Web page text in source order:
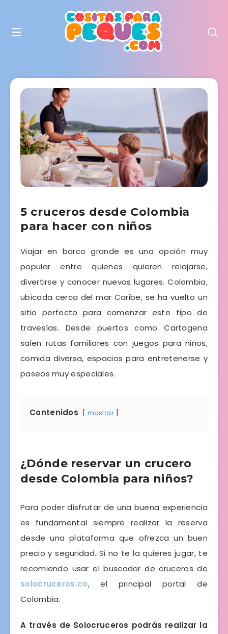
5 cruceros desde Colombia
para hacer con niños
Viajar en barco grande es una opción muy
popular entre quienes quieren relajarse,
divertirse y conocer nuevos lugares. Colombia,
ubicada cerca del mar Caribe, se ha vuelto un
sitio perfecto para comenzar este tipo de
travesías. Desde puertos como Cartagena
salen rutas familiares con juegos para niños,
comida diversa, espacios para entretenerse y
paseos muy especiales.
Contenidos mostrar
¿Dónde reservar un crucero
desde Colombia para niños?
Para poder disfrutar de una buena experiencia
es fundamental siempre realizar la reserva
desde una plataforma que ofrezca un buen
precio y seguridad. Si no te la quieres jugar, te
recomiendo usar el buscador de cruceros de
solocruceros.co, el principal portal de
Colombia.
A través de Solocruceros podrás realizar la